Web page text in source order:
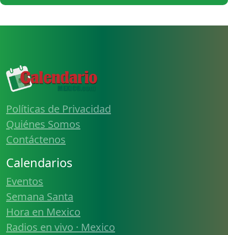
Políticas de Privacidad
Quiénes Somos
Contáctenos
Calendarios
Eventos
Semana Santa
Hora en Mexico
Radios en vivo · Mexico